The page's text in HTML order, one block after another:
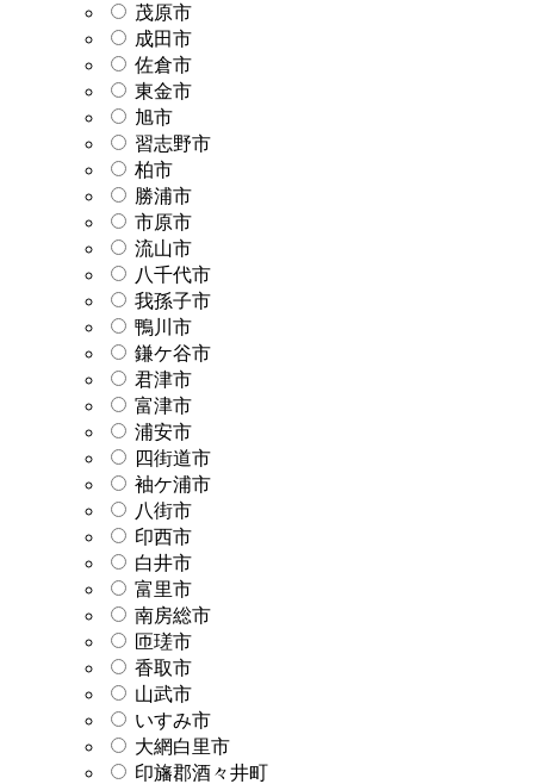
茂原市
成田市
佐倉市
東金市
旭市
習志野市
柏市
勝浦市
市原市
流山市
八千代市
我孫子市
鴨川市
鎌ケ谷市
君津市
富津市
浦安市
四街道市
袖ケ浦市
八街市
印西市
白井市
富里市
南房総市
匝瑳市
香取市
山武市
いすみ市
大網白里市
印旛郡酒々井町